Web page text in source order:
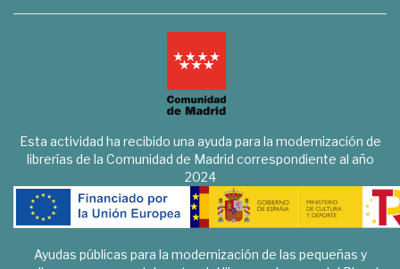
Esta actividad ha recibido una ayuda para la modernización de
librerías de la Comunidad de Madrid correspondiente al año
2024
Ayudas públicas para la modernización de las pequeñas y